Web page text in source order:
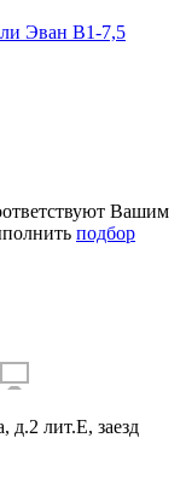
Эван В1-7,5
Вашим
подбор
д.2 лит.Е, заезд